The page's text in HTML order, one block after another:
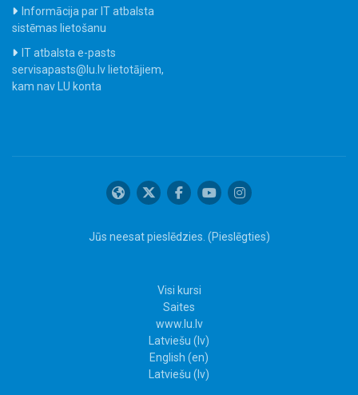
Informācija par IT atbalsta
sistēmas lietošanu
IT atbalsta e-pasts
servisapasts@lu.lv lietotājiem,
kam nav LU konta
Jūs neesat pieslēdzies. (Pieslēgties)
Visi kursi
Saites
www.lu.lv
Latviešu ‎(lv)‎
English ‎(en)‎
Latviešu ‎(lv)‎